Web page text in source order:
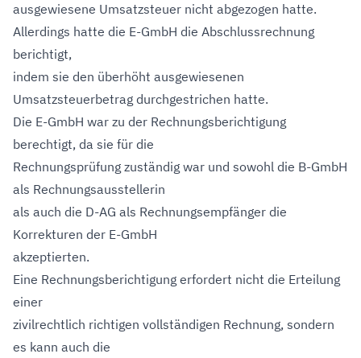
ausgewiesene Umsatzsteuer nicht abgezogen hatte.
Allerdings hatte die E-GmbH die Abschlussrechnung
berichtigt,
indem sie den überhöht ausgewiesenen
Umsatzsteuerbetrag durchgestrichen hatte.
Die E-GmbH war zu der Rechnungsberichtigung
berechtigt, da sie für die
Rechnungsprüfung zuständig war und sowohl die B-GmbH
als Rechnungsausstellerin
als auch die D-AG als Rechnungsempfänger die
Korrekturen der E-GmbH
akzeptierten.
Eine Rechnungsberichtigung erfordert nicht die Erteilung
einer
zivilrechtlich richtigen vollständigen Rechnung, sondern
es kann auch die